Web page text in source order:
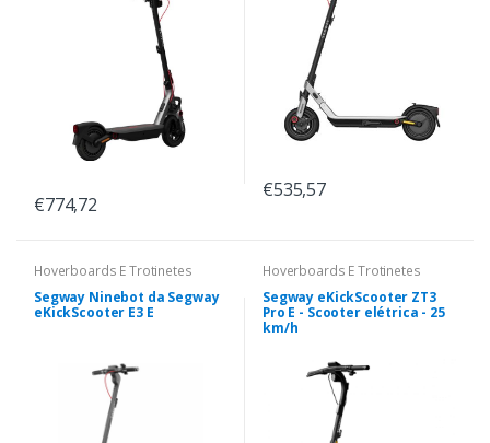
€774,72
€535,57
Hoverboards E Trotinetes
Segway Ninebot da Segway
eKickScooter E3 E
Hoverboards E Trotinetes
Segway eKickScooter ZT3
Pro E - Scooter elétrica - 25
km/h